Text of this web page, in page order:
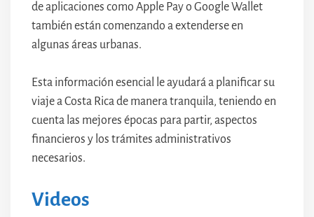
de aplicaciones como Apple Pay o Google Wallet
también están comenzando a extenderse en
algunas áreas urbanas.
Esta información esencial le ayudará a planificar su
viaje a Costa Rica de manera tranquila, teniendo en
cuenta las mejores épocas para partir, aspectos
financieros y los trámites administrativos
necesarios.
Videos